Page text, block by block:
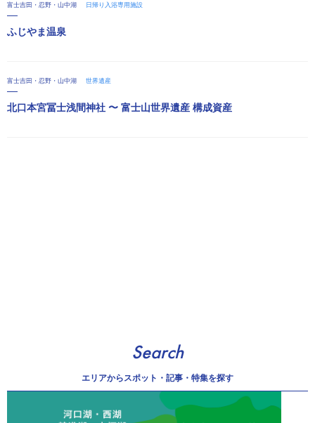
富士吉田・忍野・山中湖 日帰り入浴専用施設
ふじやま温泉
富士吉田・忍野・山中湖 世界遺産
北口本宮冨士浅間神社 〜 富士山世界遺産 構成資産
Search
エリアからスポット・記事・特集を探す